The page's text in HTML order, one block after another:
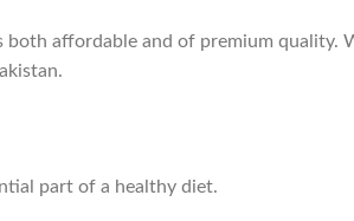
affordable and of premium quality.
part of a healthy diet.